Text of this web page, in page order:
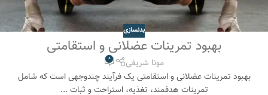
بدنسازی
بهبود تمرینات عضلانی و استقامتی
مونا شریفی 0
بهبود تمرینات عضلانی و استقامتی یک فرآیند چندوجهی است که شامل
تمرینات هدفمند، تغذیه، استراحت و ثبات ...